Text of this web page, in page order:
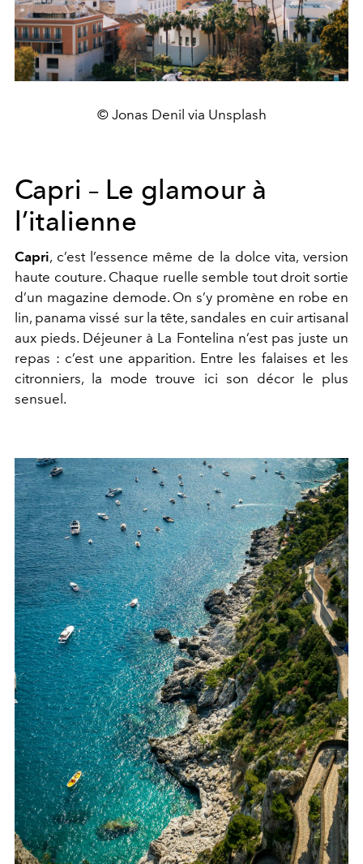
© Jonas Denil via Unsplash
Capri – Le glamour à
l’italienne
Capri, c’est l’essence même de la dolce vita, version
haute couture. Chaque ruelle semble tout droit sortie
d’un magazine demode. On s’y promène en robe en
lin, panama vissé sur la tête, sandales en cuir artisanal
aux pieds. Déjeuner à La Fontelina n’est pas juste un
repas : c’est une apparition. Entre les falaises et les
citronniers, la mode trouve ici son décor le plus
sensuel.